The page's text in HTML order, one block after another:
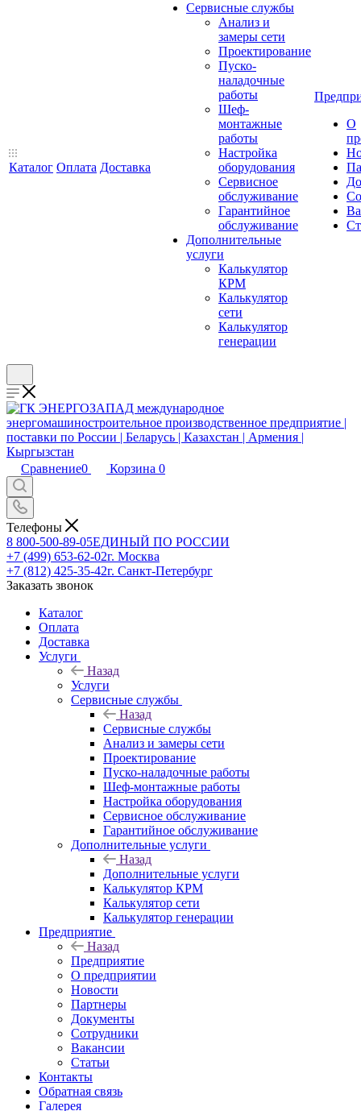
Каталог Оплата Доставка
Сервисные службы
Анализ и
замеры сети
Проектирование
Пуско-
наладочные
работы
Шеф-
монтажные
работы
Настройка
оборудования
Сервисное
обслуживание
Гарантийное
обслуживание
Дополнительные
услуги
Калькулятор
КРМ
Калькулятор
сети
Калькулятор
генерации
О
Сравнение0 Корзина 0
Телефоны
8 800-500-89-05ЕДИНЫЙ ПО РОССИИ
+7 (499) 653-62-02г. Москва
+7 (812) 425-35-42г. Санкт-Петербург
Заказать звонок
Каталог
Оплата
Доставка
Услуги
Назад
Услуги
Сервисные службы
Назад
Сервисные службы
Анализ и замеры сети
Проектирование
Пуско-наладочные работы
Шеф-монтажные работы
Настройка оборудования
Сервисное обслуживание
Гарантийное обслуживание
Дополнительные услуги
Назад
Дополнительные услуги
Калькулятор КРМ
Калькулятор сети
Калькулятор генерации
Предприятие
Назад
Предприятие
О предприятии
Новости
Партнеры
Документы
Сотрудники
Вакансии
Статьи
Контакты
Обратная связь
Галерея